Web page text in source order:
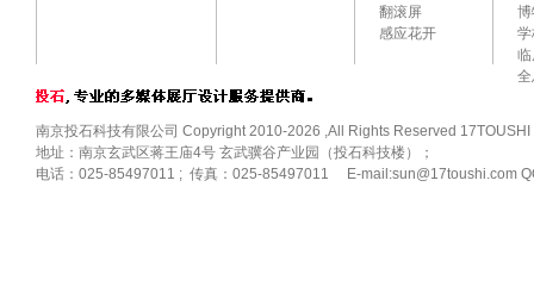
翻滚屏
感应花开
南京投石科技有限公司 Copyright 2010-2026 ,All Rights Reserved 17TOUSHI
地址：南京玄武区蒋王庙4号 玄武骥谷产业园（投石科技楼）；
电话：025-85497011 ; 传真：025-85497011 E-mail:sun@17toushi.com